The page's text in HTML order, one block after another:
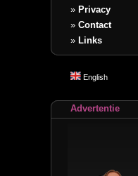
» Privacy
» Contact
» Links
English
Advertentie